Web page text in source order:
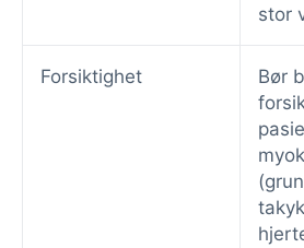
stor
Forsiktighet
Bør